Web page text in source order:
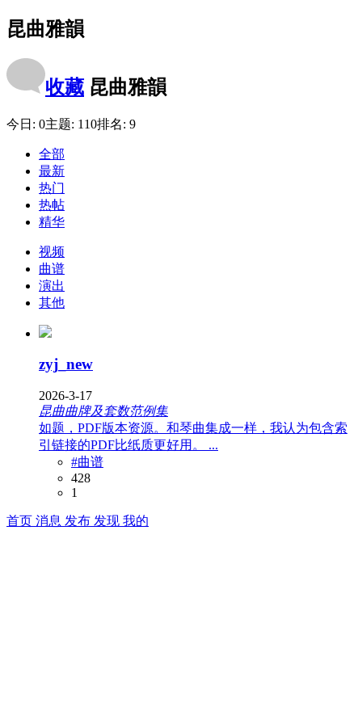
昆曲雅韻
收藏 昆曲雅韻
今日: 0主题: 110排名: 9
全部
最新
热门
热帖
精华
视频
曲谱
演出
其他
zyj_new
2026-3-17
昆曲曲牌及套数范例集
如题，PDF版本资源。和琴曲集成一样，我认为包含索
引链接的PDF比纸质更好用。 ...
#曲谱
428
1
首页 消息 发布 发现 我的